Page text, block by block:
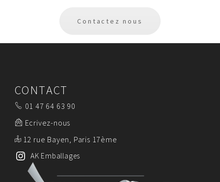
Contactez nous
CONTACT
01 47 64 63 90
Ecrivez-nous
12 rue Bayen, Paris 17ème
AK Emballages